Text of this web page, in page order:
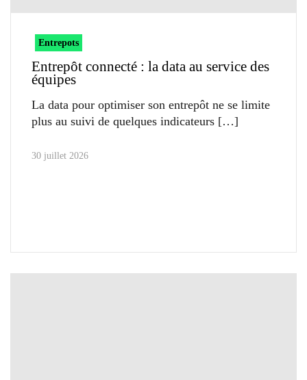
Entrepots
Entrepôt connecté : la data au service des
équipes
La data pour optimiser son entrepôt ne se limite
plus au suivi de quelques indicateurs
30 juillet 2026